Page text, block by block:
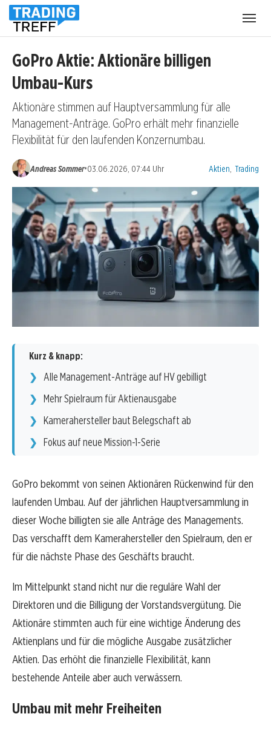
GoPro Aktie: Aktionäre billigen
Umbau-Kurs
Aktionäre stimmen auf Hauptversammlung für alle
Management-Anträge. GoPro erhält mehr finanzielle
Flexibilität für den laufenden Konzernumbau.
Andreas Sommer•03.06.2026, 07:44 Uhr Kategorien:
Aktien Trading
Kurz & knapp:
Alle Management-Anträge auf HV gebilligt
Mehr Spielraum für Aktienausgabe
Kamerahersteller baut Belegschaft ab
Fokus auf neue Mission-1-Serie
GoPro bekommt von seinen Aktionären Rückenwind für den
laufenden Umbau. Auf der jährlichen Hauptversammlung in
dieser Woche billigten sie alle Anträge des Managements.
Das verschafft dem Kamerahersteller den Spielraum, den er
für die nächste Phase des Geschäfts braucht.
Im Mittelpunkt stand nicht nur die reguläre Wahl der
Direktoren und die Billigung der Vorstandsvergütung. Die
Aktionäre stimmten auch für eine wichtige Änderung des
Aktienplans und für die mögliche Ausgabe zusätzlicher
Aktien. Das erhöht die finanzielle Flexibilität, kann
bestehende Anteile aber auch verwässern.
Umbau mit mehr Freiheiten